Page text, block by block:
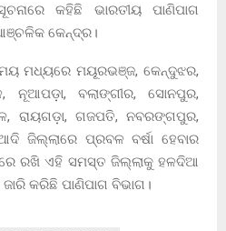
କହିଛି ଭାରତୀୟ ପାଣିପାଗ
କେନ୍ଦ୍ର।
ମଧ୍ୟରେ ମୟୂରଭଞ୍ଜ, କେନ୍ଦୁଝର,
ବଲାଙ୍ଗୀର, ସୋନପୁର,
ରାୟଗଡ଼ା, ଗଜପତି, ନବରଙ୍ଗପୁର,
ଜିଲ୍ଲାରେ ପ୍ରବଳ ବର୍ଷା ହେବାର
ରଖି ଏହି ସମସ୍ତ ଜିଲ୍ଲାକୁ ହଳଦିଆ
ଜାରି କରିଛି ପାଣିପାଗ ବିଭାଗ।